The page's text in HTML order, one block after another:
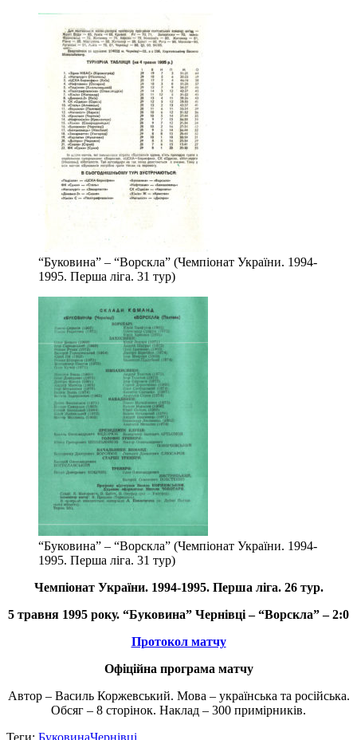
“Буковина” – “Ворскла” (Чемпіонат України. 1994-
1995. Перша ліга. 31 тур)
“Буковина” – “Ворскла” (Чемпіонат України. 1994-
1995. Перша ліга. 31 тур)
Чемпіонат України. 1994-1995. Перша ліга. 26 тур.
5 травня 1995 року. “Буковина” Чернівці – “Ворскла” – 2:0
Протокол матчу
Офіційна програма матчу
Автор – Василь Коржевський. Мова – українська та російська.
Обсяг – 8 сторінок. Наклад – 300 примірників.
Теги: БуковинаЧернівці